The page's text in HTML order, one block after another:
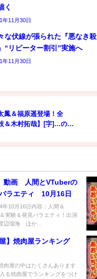
く
年11月30日
な伏線が張られた『悪なき殺
“リピーター割引”実施へ
年11月30日
鳳＆福原遥登場！全
＆木村拓哉】[字]…の番
動画 人間とVTuberの
ラエティ 10月16日
10月16日内容：人間＆
実験＆発見バラエティ！出演
瑠海 ほか...
】焼肉屋ランキング
肉屋の中はたくさんあります
る焼肉屋でランキングをつけ